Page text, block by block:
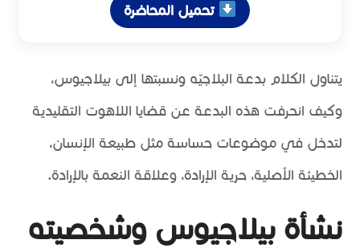
تحميل المحاضرة
يتناول الكلام بدعة البلاجيّه ونسبتها إلى بيلاجيوس،
وكيف انحرفت هذه البدعة عن قضايا اللاهوت التقليدية
لتدخل في موضوعات حساسة مثل طبيعة الإنسان،
الخطيئة الأصلية، حرية الإرادة، وعلاقة النعمة بالإرادة.
نشأة بيلاجيوس وشخصيته